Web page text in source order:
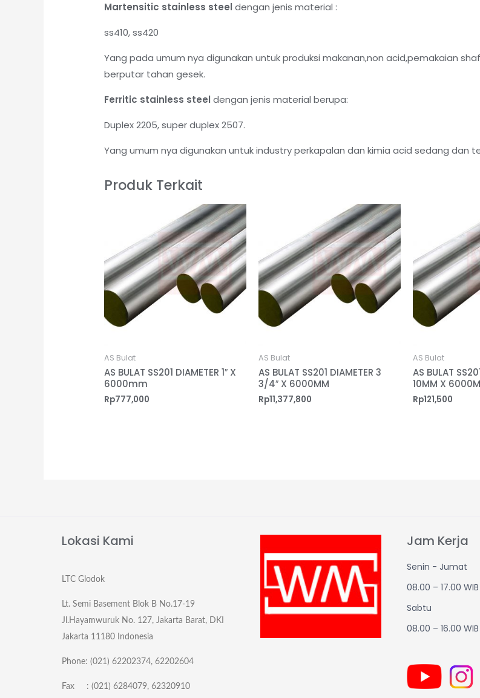
Martensitic stainless steel dengan jenis material :
ss410, ss420
Yang pada umum nya digunakan untuk produksi makanan,non acid,pemakaian
berputar tahan gesek.
Ferritic stainless steel dengan jenis material berupa:
Duplex 2205, super duplex 2507.
Yang umum nya digunakan untuk industry perkapalan dan kimia acid sedang dan
Produk Terkait
AS Bulat
AS BULAT SS201 DIAMETER 1″ X
6000mm
Rp777,000
AS Bulat
AS BULAT SS201 DIAMETER 3
3/4″ X 6000MM
Rp11,377,800
AS Bulat
AS BULAT
10MM X
Rp121,500
Lokasi Kami
LTC Glodok
Lt. Semi Basement Blok B No.17-19
Jl.Hayamwuruk No. 127, Jakarta Barat, DKI
Jakarta 11180 Indonesia
Phone: (021) 62202374, 62202604
Fax : (021) 6284079, 62320910
Jam Kerja
Senin - Jumat
08.00 – 17.00 WIB
Sabtu
08.00 – 16.00 WIB